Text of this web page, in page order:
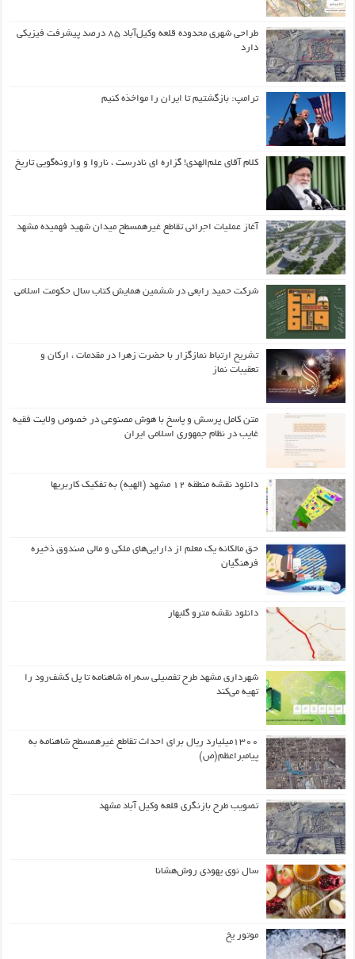
طراحی شهری محدوده قلعه وکیل‌آباد ۸۵ درصد پیشرفت فیزیکی
دارد
ترامپ: بازگشتیم تا ایران را مواخذه کنیم
کلام آقای علم‌الهدی! گزاره ای نادرست ، ناروا و وارونه‌گویی تاریخ
آغاز عملیات اجرائی تقاطع غیرهمسطح میدان شهید فهمیده مشهد
شرکت حمید رابعی در ششمین همایش کتاب سال حکومت اسلامی
تشریح ارتباط نمازگزار با حضرت زهرا در مقدمات ، ارکان و
تعقیبات نماز
متن کامل پرسش و پاسخ با هوش مصنوعی در خصوص ولایت فقیه
غایب در نظام جمهوری اسلامی ایران
دانلود نقشه منطقه ۱۲ مشهد (الهیه) به تفکیک کاربریها
حق مالکانه یک معلم از دارایی‌های ملکی و مالی صندوق ذخیره
فرهنگیان
دانلود نقشه مترو گلبهار
شهرداری مشهد طرح تفصیلی سه‌راه شاهنامه تا پل کشف‌رود را
تهیه می‌کند
۱۳۰۰میلیارد ریال برای احداث تقاطع غیرهمسطح شاهنامه به
پیامبراعظم(ص)
تصویب طرح بازنگری قلعه وکیل آباد مشهد
سال نوی یهودی روش‌هشانا
موتور یخ